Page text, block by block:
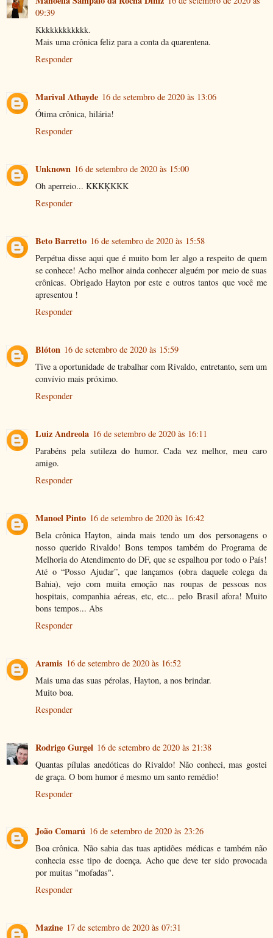
09:39
Kkkkkkkkkkkk.
Mais uma crônica feliz para a conta da quarentena.
Responder
Marival Athayde 16 de setembro de 2020 às 13:06
Ótima crônica, hilária!
Responder
Unknown 16 de setembro de 2020 às 15:00
Oh aperreio... KKKĶKKK
Responder
Beto Barretto 16 de setembro de 2020 às 15:58
Perpétua disse aqui que é muito bom ler algo a respeito de quem
se conhece! Acho melhor ainda conhecer alguém por meio de suas
crônicas. Obrigado Hayton por este e outros tantos que você me
apresentou !
Responder
Blóton 16 de setembro de 2020 às 15:59
Tive a oportunidade de trabalhar com Rivaldo, entretanto, sem um
convívio mais próximo.
Responder
Luiz Andreola 16 de setembro de 2020 às 16:11
Parabéns pela sutileza do humor. Cada vez melhor, meu caro
amigo.
Responder
Manoel Pinto 16 de setembro de 2020 às 16:42
Bela crônica Hayton, ainda mais tendo um dos personagens o
nosso querido Rivaldo! Bons tempos também do Programa de
Melhoria do Atendimento do DF, que se espalhou por todo o País!
Até o “Posso Ajudar”, que lançamos (obra daquele colega da
Bahia), vejo com muita emoção nas roupas de pessoas nos
hospitais, companhia aéreas, etc, etc... pelo Brasil afora! Muito
bons tempos... Abs
Responder
Aramis 16 de setembro de 2020 às 16:52
Mais uma das suas pérolas, Hayton, a nos brindar.
Muito boa.
Responder
Rodrigo Gurgel 16 de setembro de 2020 às 21:38
Quantas pílulas anedóticas do Rivaldo! Não conheci, mas gostei
de graça. O bom humor é mesmo um santo remédio!
Responder
João Comarú 16 de setembro de 2020 às 23:26
Boa crônica. Não sabia das tuas aptidões médicas e também não
conhecia esse tipo de doença. Acho que deve ter sido provocada
por muitas "mofadas".
Responder
Mazine 17 de setembro de 2020 às 07:31